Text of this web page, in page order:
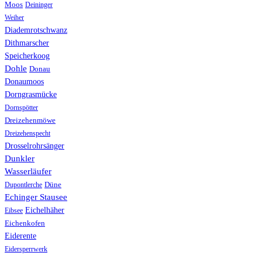
Moos Deininger
Weiher
Diademrotschwanz
Dithmarscher
Speicherkoog
Dohle Donau
Donaumoos
Dorngrasmücke
Dornspötter
Dreizehenmöwe
Dreizehenspecht
Drosselrohrsänger
Dunkler
Wasserläufer
Dupontlerche Düne
Echinger Stausee
Eibsee Eichelhäher
Eichenkofen
Eiderente
Eidersperrwerk